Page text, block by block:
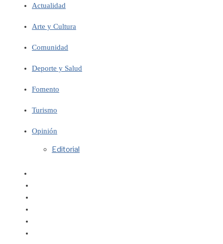
Actualidad
Arte y Cultura
Comunidad
Deporte y Salud
Fomento
Turismo
Opinión
Editorial